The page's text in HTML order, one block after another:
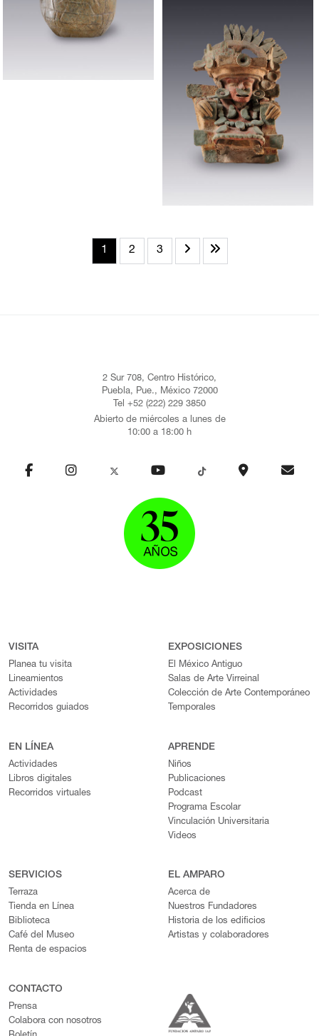
1 2 3
2 Sur 708, Centro Histórico,
Puebla, Pue., México 72000
Tel +52 (222) 229 3850
Abierto de miércoles a lunes de
10:00 a 18:00 h
VISITA
Planea tu visita
Lineamientos
Actividades
Recorridos guiados
EXPOSICIONES
El México Antiguo
Salas de Arte Virreinal
Colección de Arte Contemporáneo
Temporales
EN LÍNEA
Actividades
Libros digitales
Recorridos virtuales
APRENDE
Niños
Publicaciones
Podcast
Programa Escolar
Vinculación Universitaria
Videos
SERVICIOS
Terraza
Tienda en Línea
Biblioteca
Café del Museo
Renta de espacios
EL AMPARO
Acerca de
Nuestros Fundadores
Historia de los edificios
Artistas y colaboradores
CONTACTO
Prensa
Colabora con nosotros